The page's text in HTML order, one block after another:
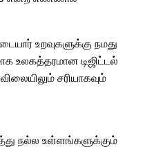
உறவுகளுக்கு நமது
உலகத்தரமான டிஜிட்டல்
சரியாகவும்
நல்ல உள்ளங்களுக்கும்